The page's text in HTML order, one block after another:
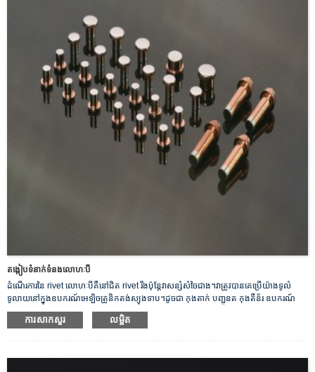
តង្កៀបទំនាក់ទំនងលោហៈបី
ដំណើរការនៃ rivet លោហៈបីគឺនៅជិត rivet រឹងប៉ុន្តែវាសន្សំសំចៃជាង។វាត្រូវបានគេប្រើយ៉ាងទូលំ
ទូលាយនៅក្នុងឧបករណ៍អេឡិចត្រូនិកតង់ស្យុងទាប។ដូចជា កុងតាក់ បញ្ជូនត កុងតឺន័រ ឧបករណ៍
បញ្ជាជាដើម។
ការសាកសួរ លម្អិត